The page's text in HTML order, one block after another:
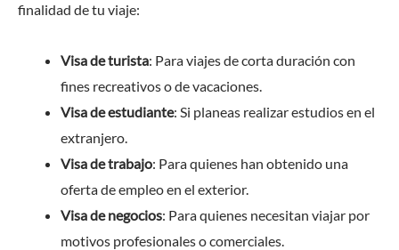
finalidad de tu viaje:
Visa de turista: Para viajes de corta duración con
fines recreativos o de vacaciones.
Visa de estudiante: Si planeas realizar estudios en el
extranjero.
Visa de trabajo: Para quienes han obtenido una
oferta de empleo en el exterior.
Visa de negocios: Para quienes necesitan viajar por
motivos profesionales o comerciales.